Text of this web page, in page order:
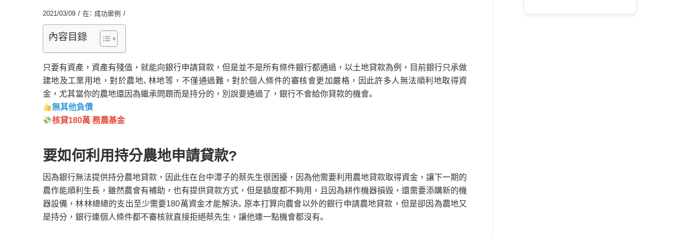
2021/03/09 / 在： 成功案例 /
內容目錄
只要有資產，資產有殘值，就能向銀行申請貸款，但是並不是所有條件銀行都通過，以土地貸款為例，目前銀行只承做
建地及工業用地，對於農地、林地等，不僅通過難，對於個人條件的審核會更加嚴格，因此許多人無法順利地取得資
金，尤其當你的農地還因為繼承問題而是持分的，別說要通過了，銀行不會給你貸款的機會。
無其他負債
核貸180萬 務農基金
要如何利用持分農地申請貸款?
因為銀行無法提供持分農地貸款，因此住在台中潭子的蔡先生很困擾，因為他需要利用農地貸款取得資金，讓下一期的
農作能順利生長，雖然農會有補助，也有提供貸款方式，但是額度都不夠用，且因為耕作機器損毀，還需要添購新的機
器設備，林林總總的支出至少需要180萬資金才能解決。原本打算向農會以外的銀行申請農地貸款，但是卻因為農地又
是持分，銀行連個人條件都不審核就直接拒絕蔡先生，讓他連一點機會都沒有。